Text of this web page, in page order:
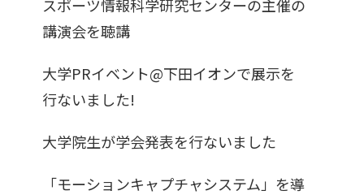
スポーツ情報科学研究センターの主催の
講演会を聴講
大学PRイベント@下田イオンで展示を
行ないました!
大学院生が学会発表を行ないました
「モーションキャプチャシステム」を導